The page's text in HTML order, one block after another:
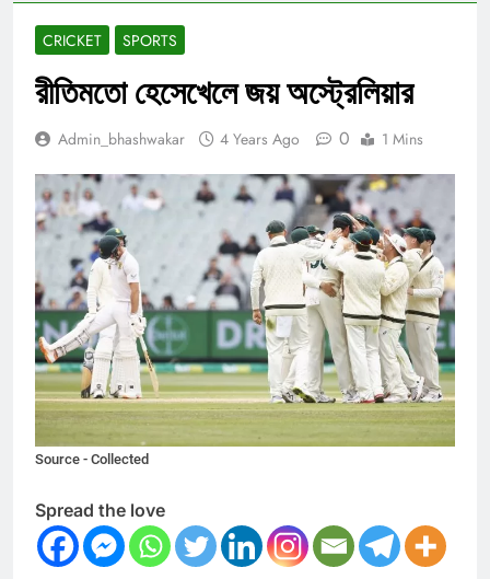
CRICKET SPORTS
রীতিমতো হেসেখেলে জয় অস্ট্রেলিয়ার
Admin_bhashwakar 4 Years Ago 0 1 Mins
Source - Collected
Spread the love